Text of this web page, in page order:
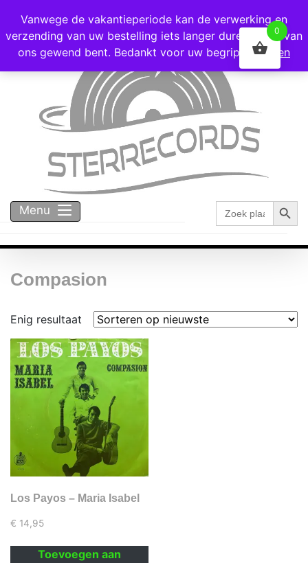
Voor 16:00 besteld = vandaag verzonden!
Menu
Zoek
naar:
Compasion
Enig resultaat
Los Payos – Maria Isabel
€ 14,95
Toevoegen aan
Vanwege de vakantieperiode kan de verwerking en
verzending van uw bestelling iets langer duren dan u van
ons gewend bent. Bedankt voor uw begrip!
Negeren
0